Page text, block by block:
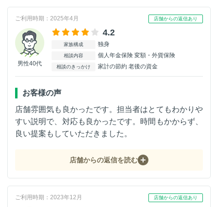
ご利用時期：2025年4月 店舗からの返信あり
男性40代
4.2
家族構成 独身
相談内容 個人年金保険 変額・外貨保険
相談のきっかけ 家計の節約 老後の資金
お客様の声
店舗雰囲気も良かったです。担当者はとてもわかりや
すい説明で、対応も良かったです。時間もかからず、
良い提案もしていただきました。
店舗からの返信を読む
ご利用時期：2023年12月 店舗からの返信あり